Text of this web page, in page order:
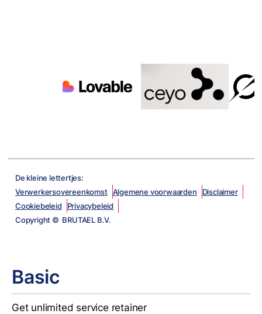
De kleine lettertjes:
Verwerkersovereenkomst Algemene voorwaarden
Disclaimer
Cookiebeleid
Privacybeleid
Copyright © BRUTAEL B.V.
Basic
Get unlimited service retainer